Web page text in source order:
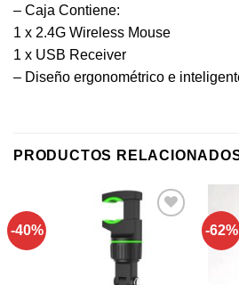
– Caja Contiene:
1 x 2.4G Wireless Mouse
1 x USB Receiver
– Diseño ergonométrico e
PRODUCTOS
-40%
Añadir a
-62%